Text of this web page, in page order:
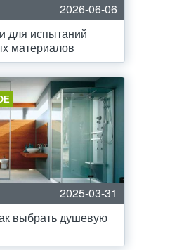
2026-06-06
для испытаний
материалов
2025-03-31
выбрать душевую